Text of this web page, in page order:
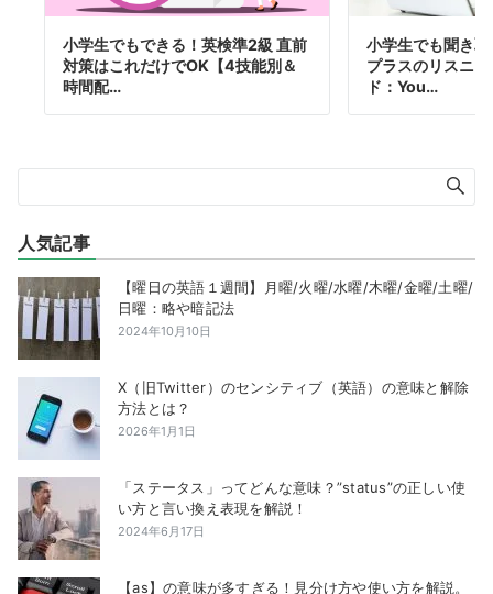
小学生でもできる！英検準2級 直前
対策はこれだけでOK【4技能別＆
時間配…
小学生でも聞き
プラスのリスニ
ド：You…
人気記事
【曜日の英語１週間】月曜/火曜/水曜/木曜/金曜/土曜/
日曜：略や暗記法
2024年10月10日
X（旧Twitter）のセンシティブ（英語）の意味と解除
方法とは？
2026年1月1日
「ステータス」ってどんな意味？”status”の正しい使
い方と言い換え表現を解説！
2024年6月17日
【as】の意味が多すぎる！見分け方や使い方を解説。